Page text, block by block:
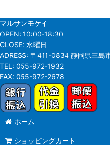
マルサンモケイ
OPEN: 10:00-18:30
CLOSE: 水曜日
ADRESS: 〒411-0834 静岡県三島
TEL: 055-972-1932
FAX: 055-972-2678
ホーム
ショッピングカート